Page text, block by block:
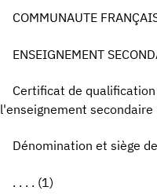
COMMUNAUTE
ENSEIGNEMENT
Certificat de
l'enseignement secondaire
Dénomination et siège
. . . . (1)